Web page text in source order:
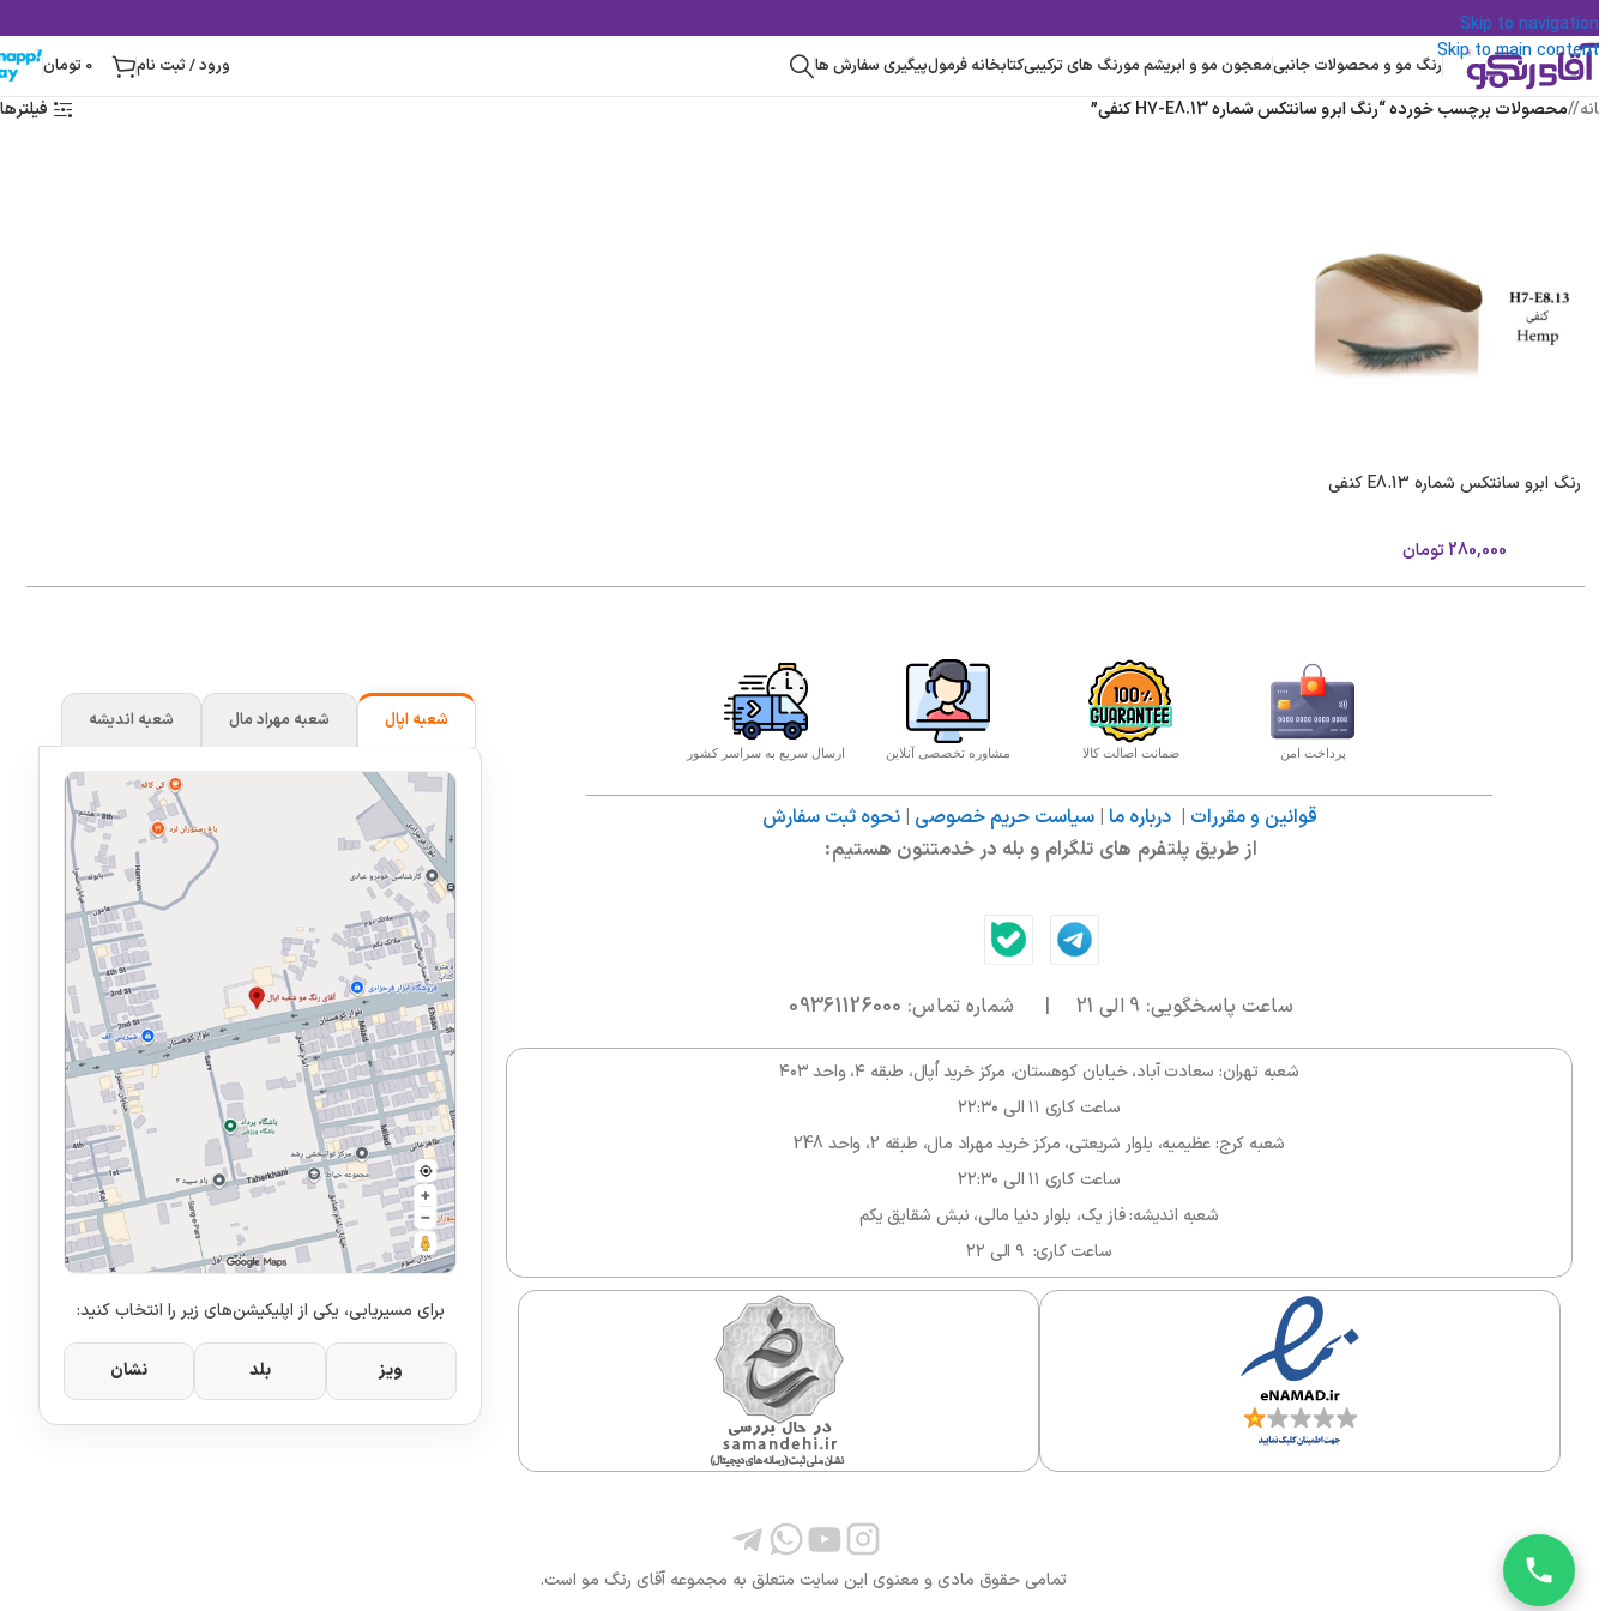
Skip to navigation
Skip to main content
رنگ مو و محصولات جانبیمعجون مو و ابریشم مورنگ های ترکیبیکتابخانه فرمولپیگیری سفارش ها ورود / ثبت نام تومان
/ محصولات برچسب خورده “رنگ ابرو سانتکس شماره H7-E8.13 کنفی” فیلترها
رنگ ابرو سانتکس شماره E8.13 کنفی
280,000تومان
پرداخت امن ضمانت اصالت کالا مشاوره تخصصی آنلاین ارسال سریع به سراسر کشور
قوانین و مقررات|درباره ما| سیاست حریم خصوصی| نحوه ثبت سفارش
از طریق پلتفرم های تلگرام و بله در خدمتتون هستیم:
ساعت پاسخگویی: 9 الی 21 | شماره تماس: 09361126000
شعبه تهران: سعادت آباد، خیابان کوهستان، مرکز خرید اُپال، طبقه ۴، واحد ۴۰۳
ساعت کاری ۱۱ الی ۲۲:۳۰
شعبه کرج: عظیمیه، بلوار شریعتی، مرکز خرید مهراد مال، طبقه 2، واحد 248
ساعت کاری ۱۱ الی ۲۲:۳۰
شعبه اندیشه: فاز یک، بلوار دنیا مالی، نبش شقایق یکم
ساعت کاری: ۹ الی ۲۲
شعبه اپال شعبه مهراد مال شعبه اندیشه
برای مسیریابی، یکی از اپلیکیشن‌های زیر را انتخاب کنید:
ویز بلد نشان
تمامی حقوق مادی و معنوی این سایت متعلق به مجموعه آقای رنگ مو است.